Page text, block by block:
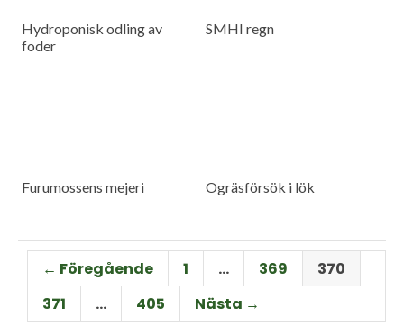
Hydroponisk odling av
foder
SMHI regn
Furumossens mejeri Ogräsförsök i lök
← Föregående 1 … 369
370
371
… 405 Nästa →